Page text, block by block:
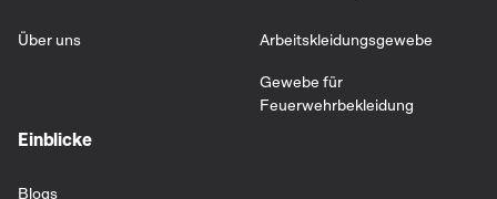
Über uns Arbeitskleidungsgewebe
Gewebe für
Feuerwehrbekleidung
Einblicke
Blogs